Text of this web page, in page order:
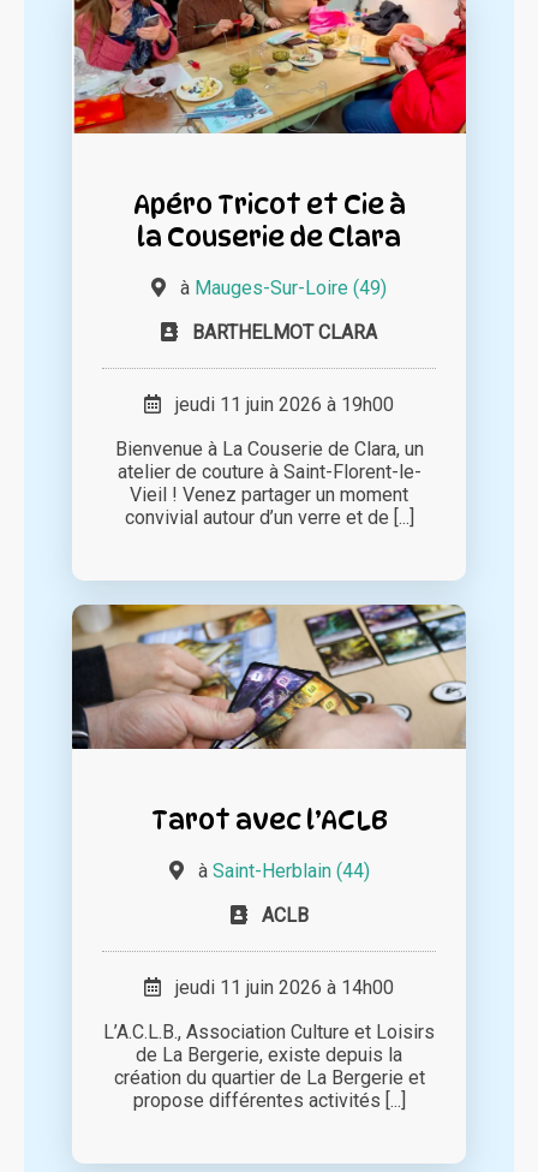
Apéro Tricot et Cie à
la Couserie de Clara
à Mauges-Sur-Loire (49)
BARTHELMOT CLARA
jeudi 11 juin 2026 à 19h00
Bienvenue à La Couserie de Clara, un
atelier de couture à Saint-Florent-le-
Vieil ! Venez partager un moment
convivial autour d’un verre et de [...]
Tarot avec l’ACLB
à Saint-Herblain (44)
ACLB
jeudi 11 juin 2026 à 14h00
L’A.C.L.B., Association Culture et Loisirs
de La Bergerie, existe depuis la
création du quartier de La Bergerie et
propose différentes activités [...]